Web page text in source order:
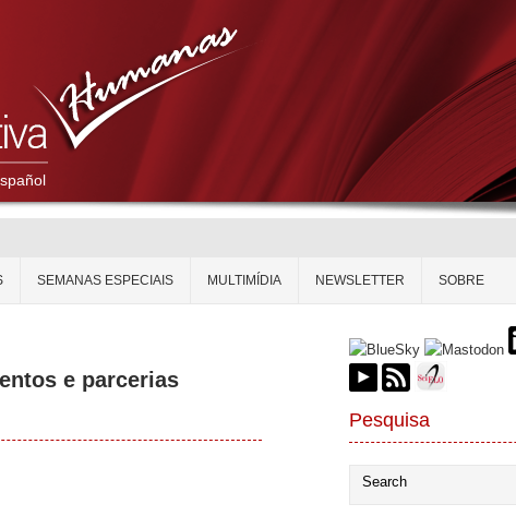
SEMANAS ESPECIAIS MULTIMÍDIA NEWSLETTER SOBRE
e parcerias
Pesquisa